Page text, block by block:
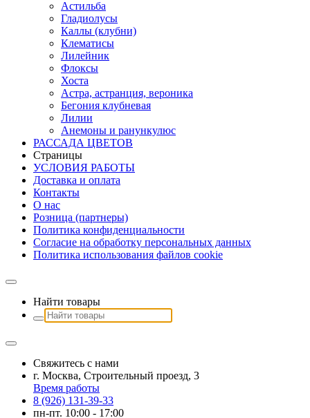
Астильба
Гладиолусы
Каллы (клубни)
Клематисы
Лилейник
Флоксы
Хоста
Астра, астранция, вероника
Бегония клубневая
Лилии
Анемоны и ранункулюс
РАССАДА ЦВЕТОВ
Страницы
УСЛОВИЯ РАБОТЫ
Доставка и оплата
Контакты
О наc
Розница (партнеры)
Политика конфиденциальности
Согласие на обработку персональных данных
Политика использования файлов сookie
Найти товары
Свяжитесь с нами
г. Москва, Строительный проезд, 3
Время работы
8 (926) 131-39-33
пн-пт. 10:00 - 17:00